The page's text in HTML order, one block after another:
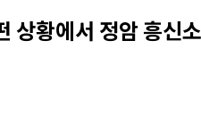
상황에서 정암 흥신